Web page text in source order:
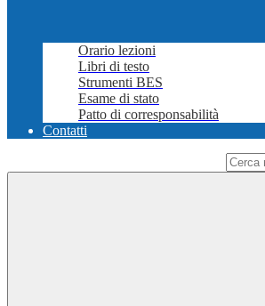
Orario lezioni
Libri di testo
Strumenti BES
Esame di stato
Patto di corresponsabilità
Contatti